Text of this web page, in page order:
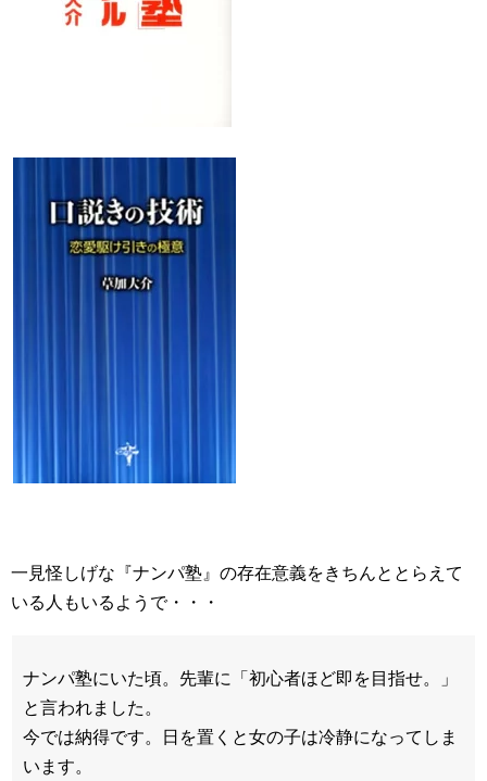
一見怪しげな『ナンパ塾』の存在意義をきちんととらえて
いる人もいるようで・・・
ナンパ塾にいた頃。先輩に「初心者ほど即を目指せ。」
と言われました。
今では納得です。日を置くと女の子は冷静になってしま
います。